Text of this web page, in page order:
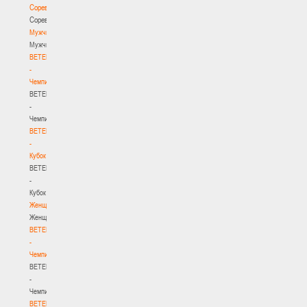
Соревнования
Соревнования
Мужчины
Мужчины
BETERA
-
Чемпионат
BETERA
-
Чемпионат
BETERA
-
Кубок
BETERA
-
Кубок
Женщины
Женщины
BETERA
-
Чемпионат
BETERA
-
Чемпионат
BETERA